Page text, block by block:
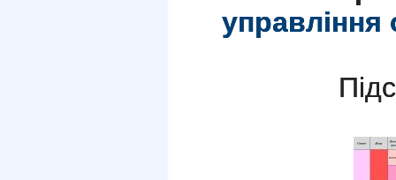
управління